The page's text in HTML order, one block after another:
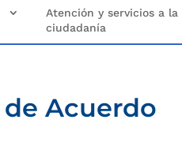
Atención y servicios a la
ciudadanía
Acuerdo